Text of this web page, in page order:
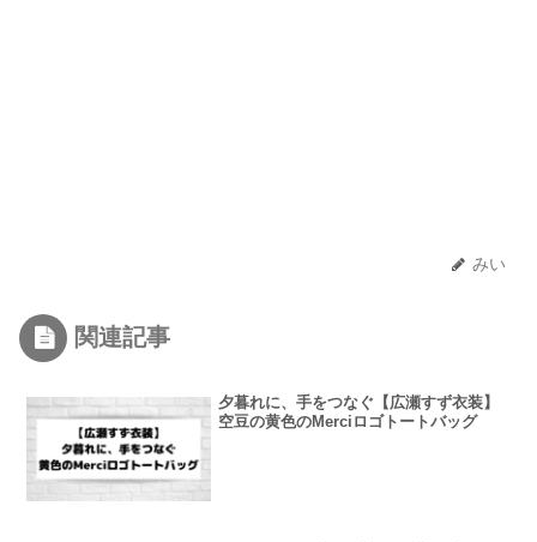
みい
関連記事
夕暮れに、手をつなぐ【広瀬すず衣装】
空豆の黄色のMerciロゴトートバッグ